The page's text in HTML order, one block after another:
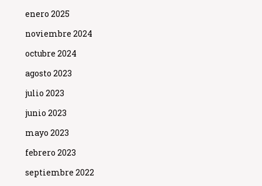
enero 2025
noviembre 2024
octubre 2024
agosto 2023
julio 2023
junio 2023
mayo 2023
febrero 2023
septiembre 2022